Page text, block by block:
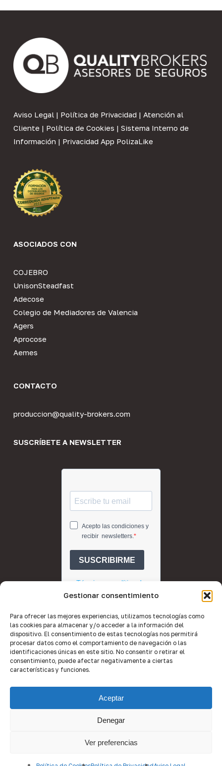
Gestionar consentimiento
Para ofrecer las mejores experiencias, utilizamos tecnologías como
las cookies para almacenar y/o acceder a la información del
dispositivo. El consentimiento de estas tecnologías nos permitirá
procesar datos como el comportamiento de navegación o las
identificaciones únicas en este sitio. No consentir o retirar el
consentimiento, puede afectar negativamente a ciertas
características y funciones.
Aceptar
Denegar
Ver preferencias
Aviso Legal| Política de Privacidad | Atención al
Cliente | Política de Cookies | Sistema Interno de
Información | Privacidad App PolizaLike
ASOCIADOS CON
COJEBRO
UnisonSteadfast
Adecose
Colegio de Mediadores de Valencia
Agers
Aprocose
Aemes
CONTACTO
produccion@quality-brokers.com
SUSCRÍBETE A NEWSLETTER
© 2026 Quality Brokers Valencia.
Equipo de Imagen
instagram